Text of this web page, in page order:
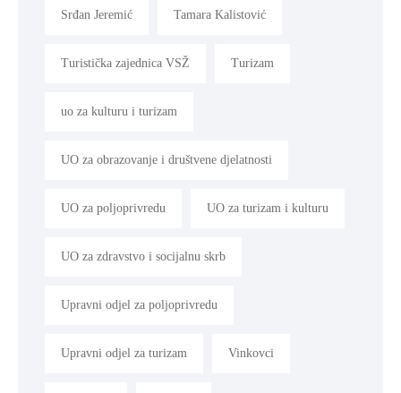
Srđan Jeremić Tamara Kalistović
Turistička zajednica VSŽ Turizam
uo za kulturu i turizam
UO za obrazovanje i društvene djelatnosti
UO za poljoprivredu UO za turizam i kulturu
UO za zdravstvo i socijalnu skrb
Upravni odjel za poljoprivredu
Upravni odjel za turizam Vinkovci